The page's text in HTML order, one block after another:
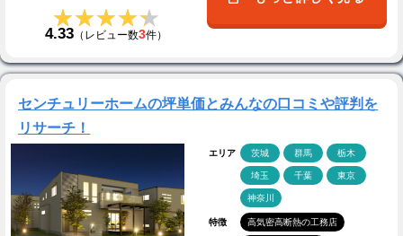
★★★★★
★★★★★
4.33 （レビュー数3件）
センチュリーホームの坪単価とみんなの口コミや評判を
リサーチ！
エリア 茨城 群馬 栃木
埼玉 千葉 東京
神奈川
特徴 高気密高断熱の工務店